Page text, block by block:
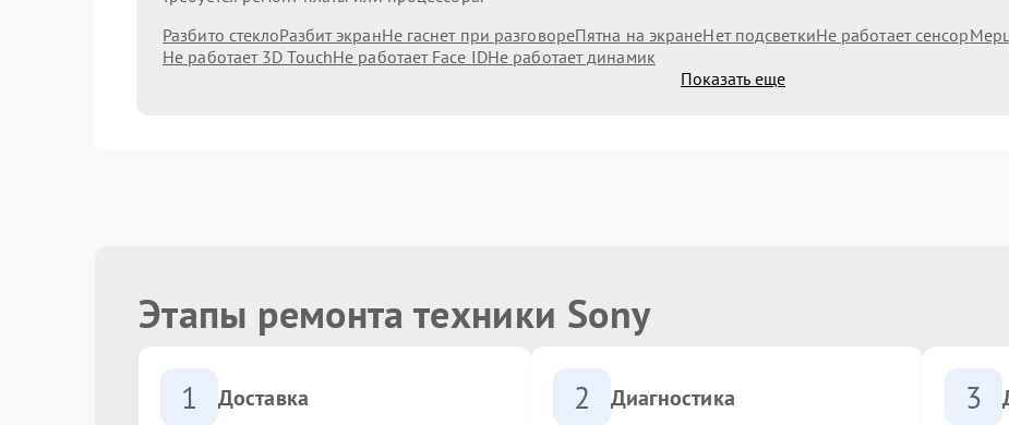
Разбито стеклоРазбит экранНе гаснет при разговореПятна на экранеНет подсветкиНе работает сенсор
Не работает 3D TouchНе работает Face IDНе работает динамик
Показать еще
Этапы ремонта техники Sony
1 Доставка 2 Диагностика 3